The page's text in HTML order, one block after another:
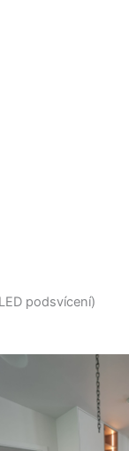
podsvícení)